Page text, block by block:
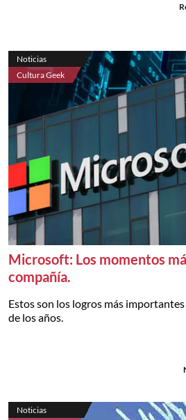
Noticias
Cultura Geek
Microsoft: Los momentos
compañía.
Estos son los logros más
de los años.
Noticias